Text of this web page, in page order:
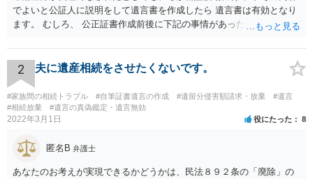
でよいと公証人に説明をして遺言書を作成したら 遺言書は有効となり
ます。 むしろ、 公正証書作成前後に下記の事情があったことが証明で
月に携帯が新しくなった母からの第一声は「ここにいたら殺される」
「面会に来てくれ」で、長男に聞くと「面会は出来ない。俺は携帯電
話の使い方を教える為に会っている」「母の話は聞かなくて良い」と
電話が切れました。その後の電話でも「食事に毒が入っている」「体
にチップが埋められている」等、おかしかったです。 当時の診療記
録、介護認定の資料、介護記録を取得して 弁護士に面談で相談された
2 夫に遺産相続をさせたくないです。
#家族間の相続トラブル #自筆証書遺言の作成 #遺留分侵害額請求・放棄
#遺言
#相続放棄
#遺言の真偽鑑定・遺言無効
2022年3月1日 役にたった 8
匿名B 弁護士
あなたのお考えが実現できるかどうかは、民法８９２条の「廃除」の